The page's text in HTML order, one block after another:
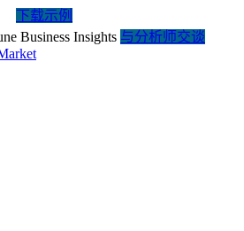
下载示例
与分析师交谈